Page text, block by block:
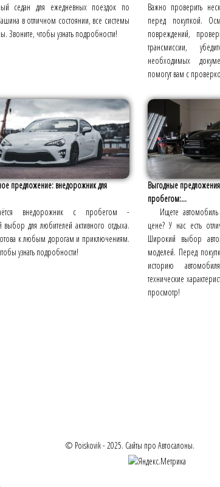
седан для ежедневных поездок по
в отличном состоянии, все системы
Звоните, чтобы узнать подробности!
Важно проверить
перед покупкой.
повреждений,
трансмиссии,
необходимых
помогут вам с
предложение: внедорожник для
внедорожник с пробегом -
выбор для любителей активного отдыха.
к любым дорогам и приключениям.
узнать подробности!
Выгодные
пробегом:...
Ищете
цене? У нас есть
Широкий выбор
моделей. Перед
историю
технические
просмотр!
© Poiskovik - 2025. Сайты про Автосалоны.